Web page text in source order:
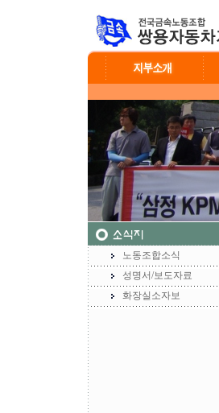
노동조합소식
성명서/보도자료
화장실소자보